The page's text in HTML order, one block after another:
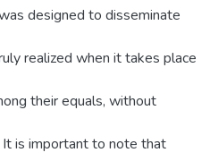
designed to disseminate
realized when it takes place
their equals, without
It is important to note that